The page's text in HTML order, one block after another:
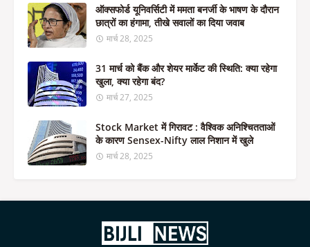
ऑक्सफोर्ड यूनिवर्सिटी में ममता बनर्जी के भाषण के दौरान
छात्रों का हंगामा, तीखे सवालों का दिया जवाब
मार्च 28, 2025
31 मार्च को बैंक और शेयर मार्केट की स्थिति: क्या रहेगा
खुला, क्या रहेगा बंद?
मार्च 27, 2025
Stock Market में गिरावट : वैश्विक अनिश्चितताओं
के कारण Sensex-Nifty लाल निशान में खुले
मार्च 28, 2025